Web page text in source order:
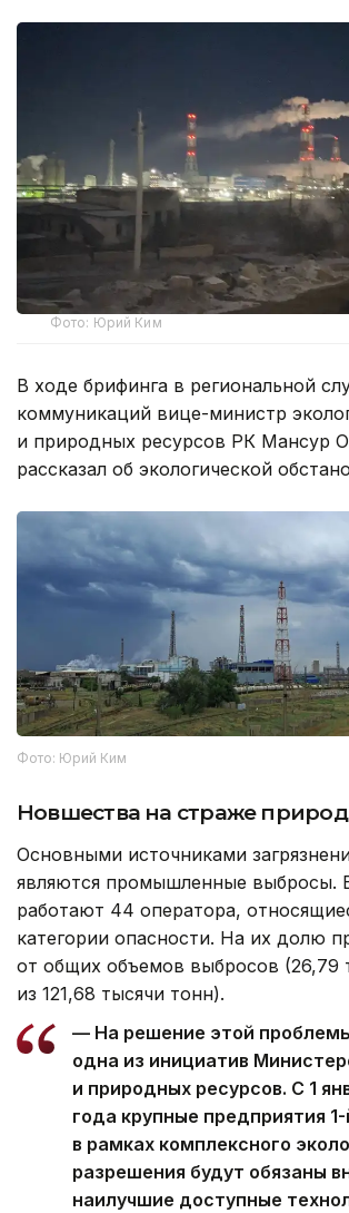
Фото: Юрий Ким
В ходе брифинга в региональной
коммуникаций вице-министр
и природных ресурсов РК Мансур
рассказал об экологической
Фото: Юрий Ким
Новшества на страже
Основными источниками
являются промышленные выбросы.
работают 44 оператора,
категории опасности. На их долю
от общих объемов выбросов (26,79
из 121,68 тысячи тонн).
— На решение этой
одна из инициатив
и природных ресурсов. С 1
года крупные предприятия
в рамках комплексного
разрешения будут обязаны
наилучшие доступные